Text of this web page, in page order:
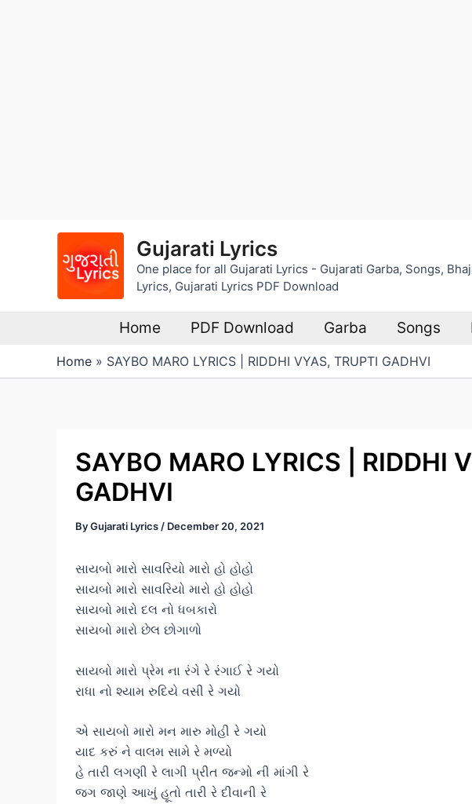
Gujarati Lyrics
One place for all Gujarati Lyrics - Gujarati Garba, Songs,
Lyrics, Gujarati Lyrics PDF Download
Home PDF Download Garba Songs
Home » SAYBO MARO LYRICS | RIDDHI VYAS, TRUPTI GADHVI
SAYBO MARO LYRICS | RIDDHI
GADHVI
ByGujarati Lyrics / December 20, 2021
સાયબો મારો સાવરિયો મારો હો હોહો
સાયબો મારો સાવરિયો મારો હો હોહો
સાયબો મારો દલ નો ધબકારો
સાયબો મારો છેલ છોગાળો
સાયબો મારો પ્રેમ ના રંગે રે રંગાઈ રે ગયો
રાધા નો શ્યામ રુદિયે વસી રે ગયો
એ સાયબો મારો મન મારુ મોહી રે ગયો
યાદ કરું ને વાલમ સામે રે મળ્યો
હે તારી લગણી રે લાગી પ્રીત જન્મો ની માંગી રે
જગ જાણે આખું હૂતો તારી રે દીવાની રે